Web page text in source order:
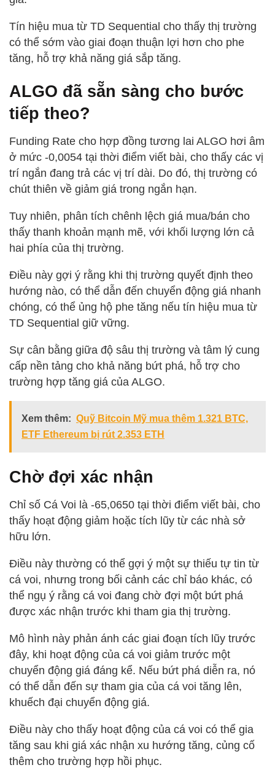
Tín hiệu mua từ TD Sequential cho thấy thị trường
có thể sớm vào giai đoạn thuận lợi hơn cho phe
tăng, hỗ trợ khả năng giá sắp tăng.
ALGO đã sẵn sàng cho bước
tiếp theo?
Funding Rate cho hợp đồng tương lai ALGO hơi âm
ở mức -0,0054 tại thời điểm viết bài, cho thấy các vị
trí ngắn đang trả các vị trí dài. Do đó, thị trường có
chút thiên về giảm giá trong ngắn hạn.
Tuy nhiên, phân tích chênh lệch giá mua/bán cho
thấy thanh khoản mạnh mẽ, với khối lượng lớn cả
hai phía của thị trường.
Điều này gợi ý rằng khi thị trường quyết định theo
hướng nào, có thể dẫn đến chuyển động giá nhanh
chóng, có thể ủng hộ phe tăng nếu tín hiệu mua từ
TD Sequential giữ vững.
Sự cân bằng giữa độ sâu thị trường và tâm lý cung
cấp nền tảng cho khả năng bứt phá, hỗ trợ cho
trường hợp tăng giá của ALGO.
Xem thêm: Quỹ Bitcoin Mỹ mua thêm 1.321 BTC,
ETF Ethereum bị rút 2.353 ETH
Chờ đợi xác nhận
Chỉ số Cá Voi là -65,0650 tại thời điểm viết bài, cho
thấy hoạt động giảm hoặc tích lũy từ các nhà sở
hữu lớn.
Điều này thường có thể gợi ý một sự thiếu tự tin từ
cá voi, nhưng trong bối cảnh các chỉ báo khác, có
thể ngụ ý rằng cá voi đang chờ đợi một bứt phá
được xác nhận trước khi tham gia thị trường.
Mô hình này phản ánh các giai đoạn tích lũy trước
đây, khi hoạt động của cá voi giảm trước một
chuyển động giá đáng kể. Nếu bứt phá diễn ra, nó
có thể dẫn đến sự tham gia của cá voi tăng lên,
khuếch đại chuyển động giá.
Điều này cho thấy hoạt động của cá voi có thể gia
tăng sau khi giá xác nhận xu hướng tăng, củng cố
thêm cho trường hợp hồi phục.